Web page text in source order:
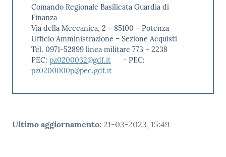
Comando Regionale Basilicata Guardia di
Finanza
Via della Meccanica, 2 – 85100 – Potenza
Ufficio Amministrazione – Sezione Acquisti
Tel. 0971-52899 linea militare 773 – 2238
PEC: pz0200032@gdf.it
- PEC:
pz0200000p@pec.gdf.it
Ultimo aggiornamento: 21-03-2023, 15:49